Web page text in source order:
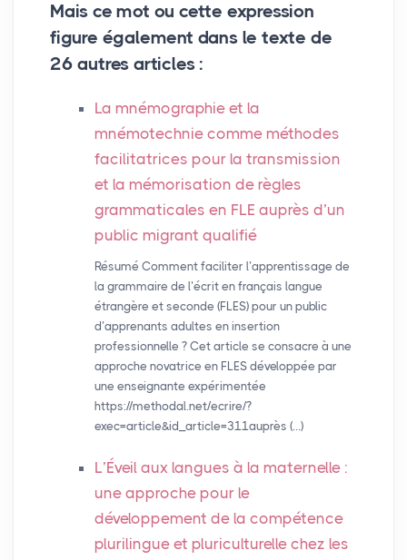
Mais ce mot ou cette expression
figure également dans le texte de
26 autres articles :
La mnémographie et la
mnémotechnie comme méthodes
facilitatrices pour la transmission
et la mémorisation de règles
grammaticales en FLE auprès d’un
public migrant qualifié
Résumé Comment faciliter l’apprentissage de
la grammaire de l’écrit en français langue
étrangère et seconde (FLES) pour un public
d’apprenants adultes en insertion
professionnelle ? Cet article se consacre à une
approche novatrice en FLES développée par
une enseignante expérimentée
https://methodal.net/ecrire/?
exec=article&id_article=311auprès (…)
L’Éveil aux langues à la maternelle :
une approche pour le
développement de la compétence
plurilingue et pluriculturelle chez les